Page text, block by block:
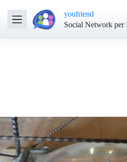
youfriend
Social Network per